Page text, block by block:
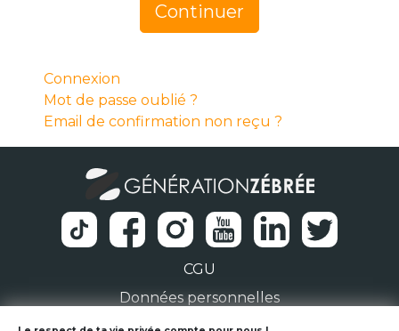
Continuer
Connexion
Mot de passe oublié ?
Email de confirmation non reçu ?
CGU
Données personnelles